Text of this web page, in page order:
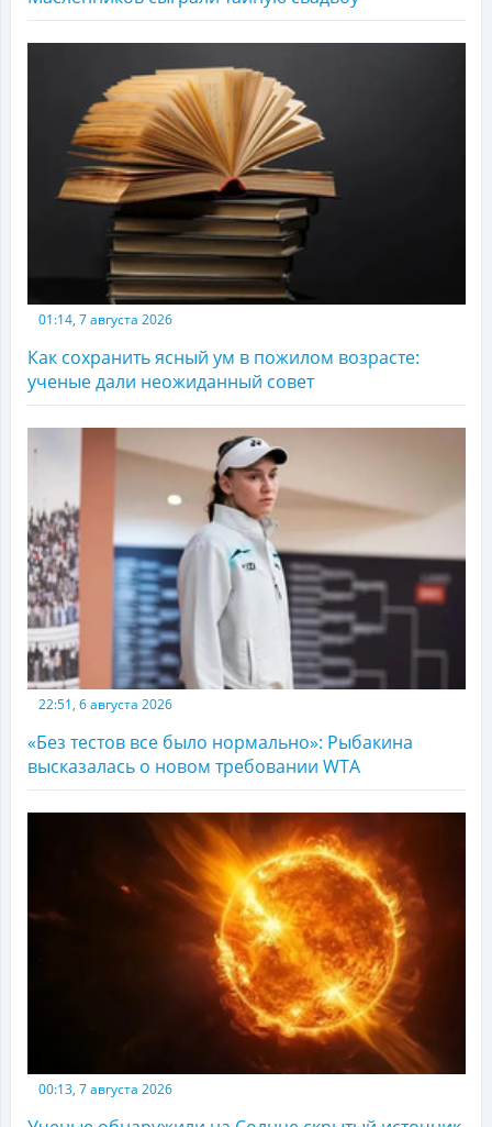
01:14, 7 августа 2026
Как сохранить ясный ум в пожилом возрасте:
ученые дали неожиданный совет
22:51, 6 августа 2026
«Без тестов все было нормально»: Рыбакина
высказалась о новом требовании WTA
00:13, 7 августа 2026